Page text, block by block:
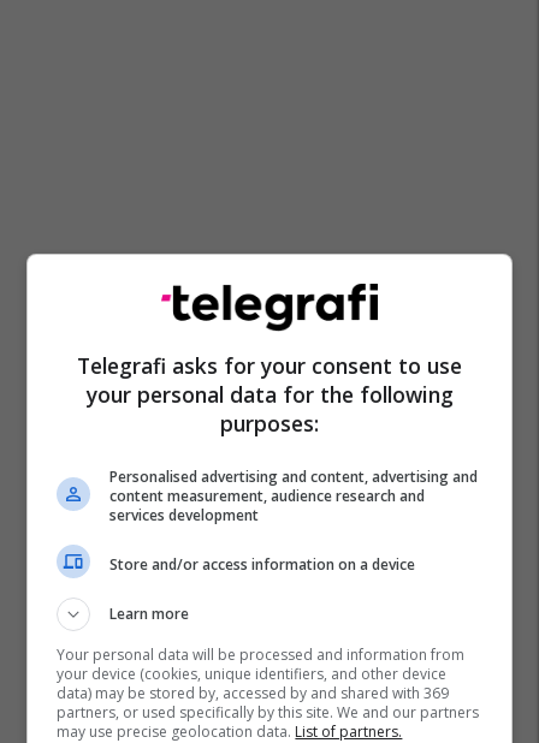
Telegrafi asks for your consent to use
your personal data for the following
purposes:
Personalised advertising and content, advertising and
content measurement, audience research and
services development
Store and/or access information on a device
Learn more
Your personal data will be processed and information from
your device (cookies, unique identifiers, and other device
data) may be stored by, accessed by and shared with 369
partners, or used specifically by this site. We and our partners
may use precise geolocation data. List of partners.